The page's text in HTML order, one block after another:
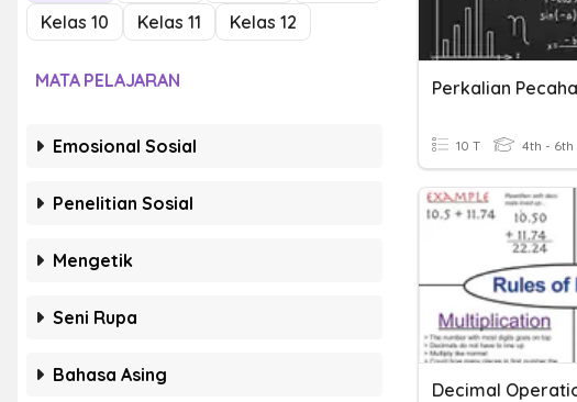
Kelas 10
Kelas 11 Kelas 12
MATA PELAJARAN
Emosional Sosial
Penelitian Sosial
Mengetik
Seni Rupa
Bahasa Asing
Perkalian
10 T 4th - 6th
Decimal